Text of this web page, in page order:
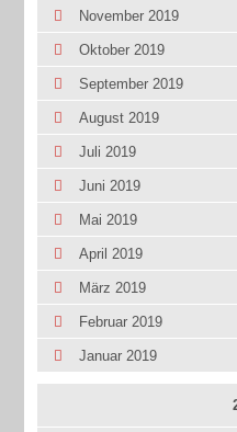
November 2019
Oktober 2019
September 2019
August 2019
Juli 2019
Juni 2019
Mai 2019
April 2019
März 2019
Februar 2019
Januar 2019